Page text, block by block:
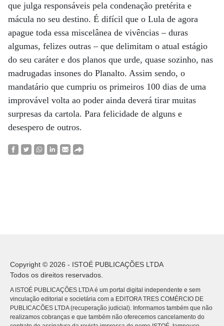
que julga responsáveis pela condenação pretérita e
mácula no seu destino. É difícil que o Lula de agora
apague toda essa miscelânea de vivências – duras
algumas, felizes outras – que delimitam o atual estágio
do seu caráter e dos planos que urde, quase sozinho, nas
madrugadas insones do Planalto. Assim sendo, o
mandatário que cumpriu os primeiros 100 dias de uma
improvável volta ao poder ainda deverá tirar muitas
surpresas da cartola. Para felicidade de alguns e
desespero de outros.
Copyright © 2026 - ISTOÉ PUBLICAÇÕES LTDA
Todos os direitos reservados.
A ISTOÉ PUBLICAÇÕES LTDA é um portal digital independente e sem
vinculação editorial e societária com a EDITORA TRES COMÉRCIO DE
PUBLICACÕES LTDA (recuperação judicial). Informamos também que não
realizamos cobranças e que também não oferecemos cancelamento do